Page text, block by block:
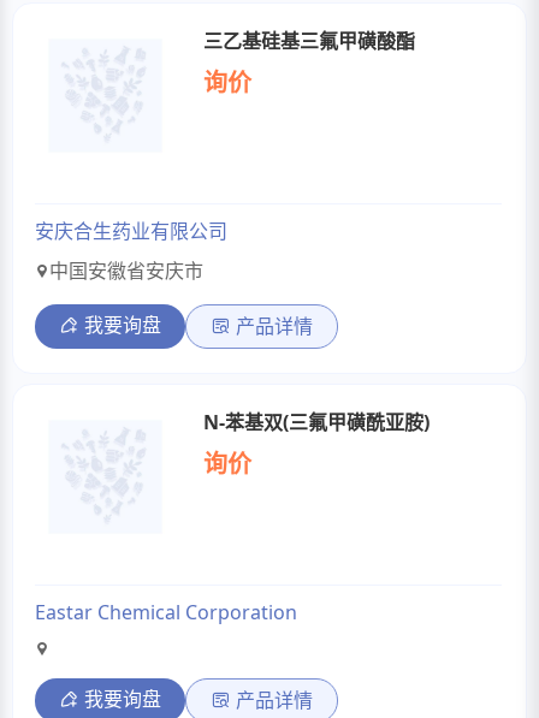
三乙基硅基三氟甲磺酸酯
询价
安庆合生药业有限公司
中国安徽省安庆市
我要询盘 产品详情
N-苯基双(三氟甲磺酰亚胺)
询价
Eastar Chemical Corporation
我要询盘 产品详情